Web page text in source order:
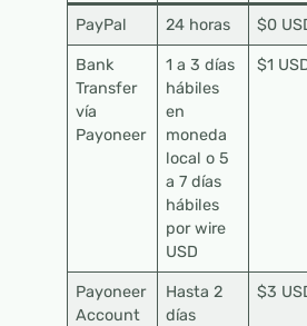
PayPal 24 horas $0
Bank
Transfer
vía
Payoneer
1 a 3 días
hábiles
en
moneda
local o 5
a 7 días
hábiles
por wire
USD
$1
Payoneer
Account
Hasta 2
días
$3